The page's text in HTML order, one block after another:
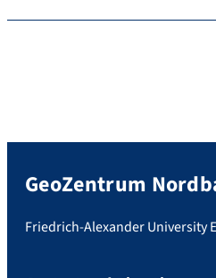
GeoZentrum
Friedrich-Alexander University